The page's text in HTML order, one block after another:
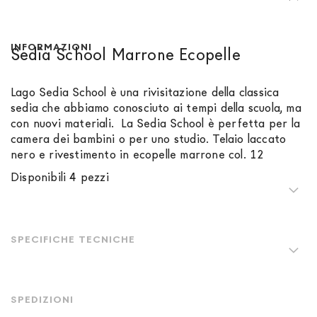
INFORMAZIONI
Sedia School Marrone Ecopelle
Lago Sedia School è una rivisitazione della classica
sedia che abbiamo conosciuto ai tempi della scuola, ma
con nuovi materiali. La Sedia School è perfetta per la
camera dei bambini o per uno studio. Telaio laccato
nero e rivestimento in ecopelle marrone col. 12
Disponibili 4 pezzi
SPECIFICHE TECNICHE
SPEDIZIONI